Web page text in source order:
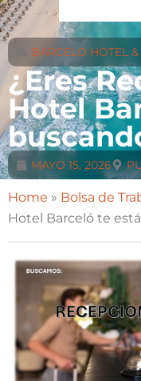
BARCELO HOTEL &
¿Eres
Hotel
MAYO 15, 2026
Home » Bolsa de
Hotel Barceló te